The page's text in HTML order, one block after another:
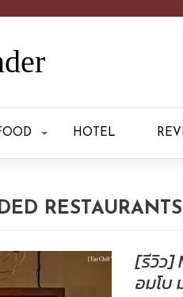
HOTEL
RESTAURANTS
[รีวิว]
อมโบ